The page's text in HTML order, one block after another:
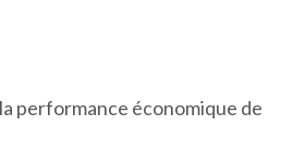
performance économique de